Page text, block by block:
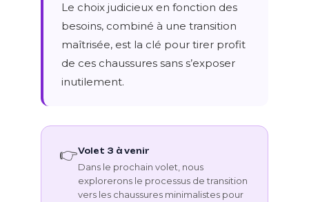
Le choix judicieux en fonction des
besoins, combiné à une transition
maîtrisée, est la clé pour tirer profit
de ces chaussures sans s’exposer
inutilement.
👉Volet 3 à venir
Dans le prochain volet, nous
explorerons le processus de transition
vers les chaussures minimalistes pour